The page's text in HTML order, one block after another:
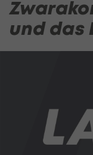
und das